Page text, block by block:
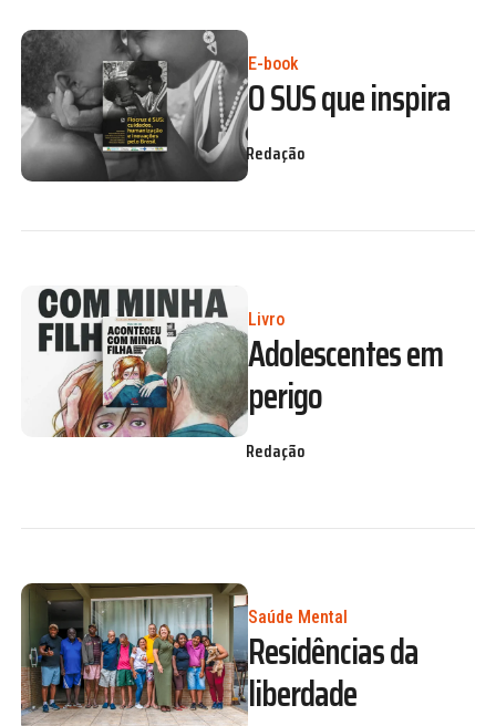
E-book
O SUS que inspira
Redação
Livro
Adolescentes em
perigo
Redação
Saúde Mental
Residências da
liberdade